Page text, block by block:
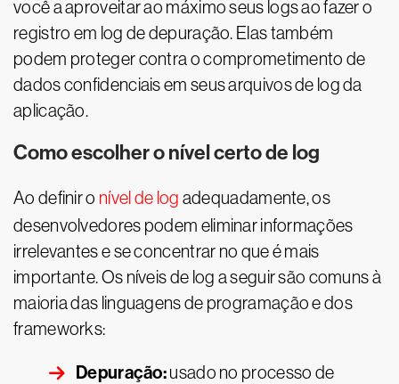
você a aproveitar ao máximo seus logs ao fazer o
registro em log de depuração. Elas também
podem proteger contra o comprometimento de
dados confidenciais em seus arquivos de log da
aplicação.
Como escolher o nível certo de log
Ao definir o nível de log adequadamente, os
desenvolvedores podem eliminar informações
irrelevantes e se concentrar no que é mais
importante. Os níveis de log a seguir são comuns à
maioria das linguagens de programação e dos
frameworks:
Depuração:usado no processo de